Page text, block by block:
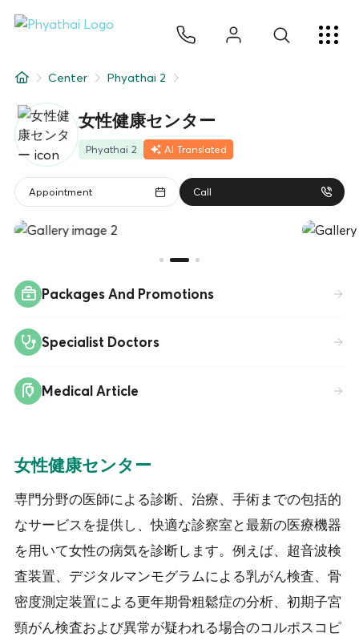
について
Hospital Locations
Center Phyathai 2
女性健康センター
Phyathai 2 AI Translated
Appointment Call
Packages And Promotions
Specialist Doctors
Medical Article
女性健康センター
専門分野の医師による診断、治療、手術までの包括的
なサービスを提供し、快適な診察室と最新の医療機器
を用いて女性の病気を診断します。例えば、超音波検
査装置、デジタルマンモグラムによる乳がん検査、骨
密度測定装置による更年期骨粗鬆症の分析、初期子宮
頸がん検査および異常が疑われる場合のコルポスコピ